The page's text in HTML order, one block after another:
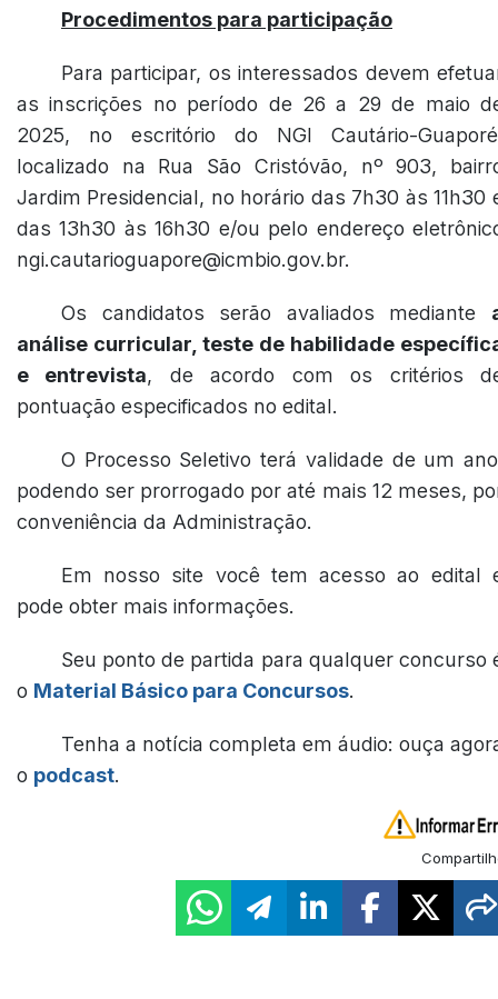
Procedimentos para participação
Para participar, os interessados devem
as inscrições no período de 26 a 29 de maio
2025, no escritório do NGI Cautário-
localizado na Rua São Cristóvão, nº 903,
Jardim Presidencial, no horário das 7h30 às 11h30
das 13h30 às 16h30 e/ou pelo endereço
ngi.cautarioguapore@icmbio.gov.br.
Os candidatos serão avaliados mediante
análise curricular, teste de habilidade
e entrevista, de acordo com os critérios
pontuação especificados no edital.
O Processo Seletivo terá validade de um
podendo ser prorrogado por até mais 12 meses,
conveniência da Administração.
Em nosso site você tem acesso ao edital
pode obter mais informações.
Seu ponto de partida para qualquer concurso
o Material Básico para Concursos.
Tenha a notícia completa em áudio: ouça
o podcast.